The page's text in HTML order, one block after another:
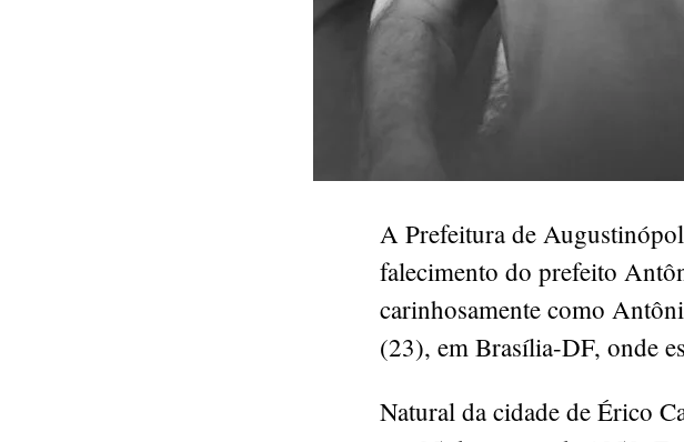
A Prefeitura de
falecimento do prefeito
carinhosamente como
(23), em Brasília-DF, onde
Natural da cidade de Érico